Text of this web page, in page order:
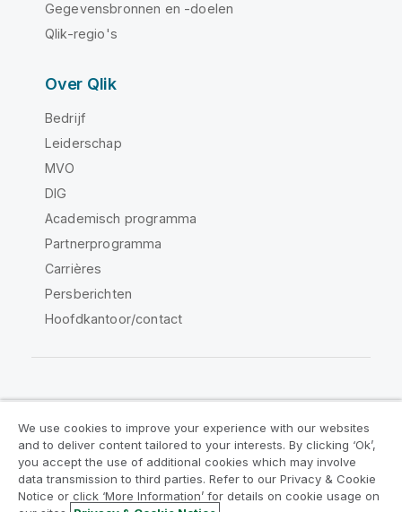
Gegevensbronnen en -doelen
Qlik-regio's
Over Qlik
Bedrijf
Leiderschap
MVO
DIG
Academisch programma
Partnerprogramma
Carrières
Persberichten
Hoofdkantoor/contact
Juridische overeenkomsten
Productvoorwaarden
Legal Policies
Legal Policies
Gebruiksvoorwaarden
We use cookies to improve your experience with our websites
and to deliver content tailored to your interests. By clicking ‘Ok’,
you accept the use of additional cookies which may involve
data transmission to third parties. Refer to our Privacy & Cookie
Notice or click ‘More Information’ for details on cookie usage on